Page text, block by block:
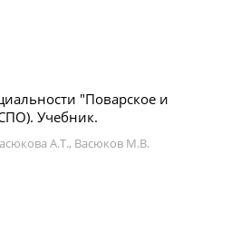
"Поварское и
Учебник.
А.Т., Васюков М.В.